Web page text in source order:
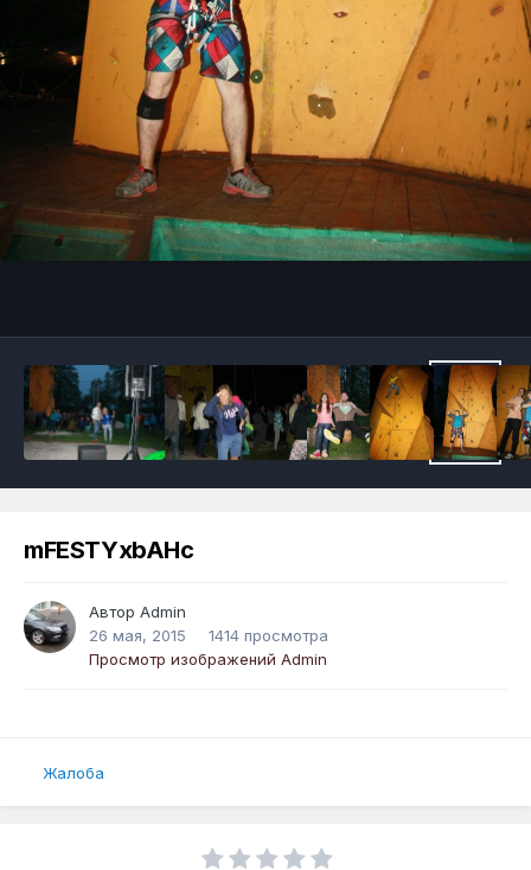
mFESTYxbAHc
Автор Admin
26 мая, 2015
1414 просмотра
Просмотр изображений Admin
Жалоба